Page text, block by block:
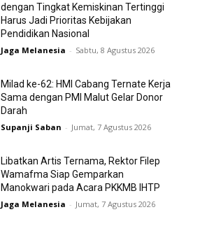
dengan Tingkat Kemiskinan Tertinggi
Harus Jadi Prioritas Kebijakan
Pendidikan Nasional
Jaga Melanesia - Sabtu, 8 Agustus 2026
Milad ke-62: HMI Cabang Ternate Kerja
Sama dengan PMI Malut Gelar Donor
Darah
Supanji Saban - Jumat, 7 Agustus 2026
Libatkan Artis Ternama, Rektor Filep
Wamafma Siap Gemparkan
Manokwari pada Acara PKKMB IHTP
Jaga Melanesia - Jumat, 7 Agustus 2026